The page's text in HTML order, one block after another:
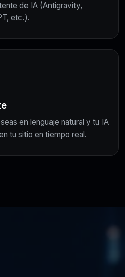
de IA (Antigravity,
etc.).
en lenguaje natural y tu IA
tu sitio en tiempo real.